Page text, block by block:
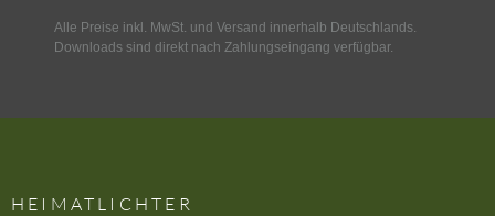
Alle Preise inkl. MwSt. und Versand innerhalb Deutschlands.
Downloads sind direkt nach Zahlungseingang verfügbar.
HEIMATLICHTER